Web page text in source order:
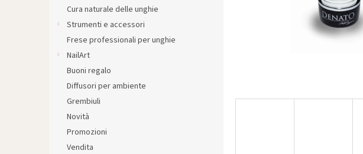
Cura naturale delle unghie
Strumenti e accessori
Frese professionali per unghie
NailArt
Buoni regalo
Diffusori per ambiente
Grembiuli
Novità
Promozioni
Vendita